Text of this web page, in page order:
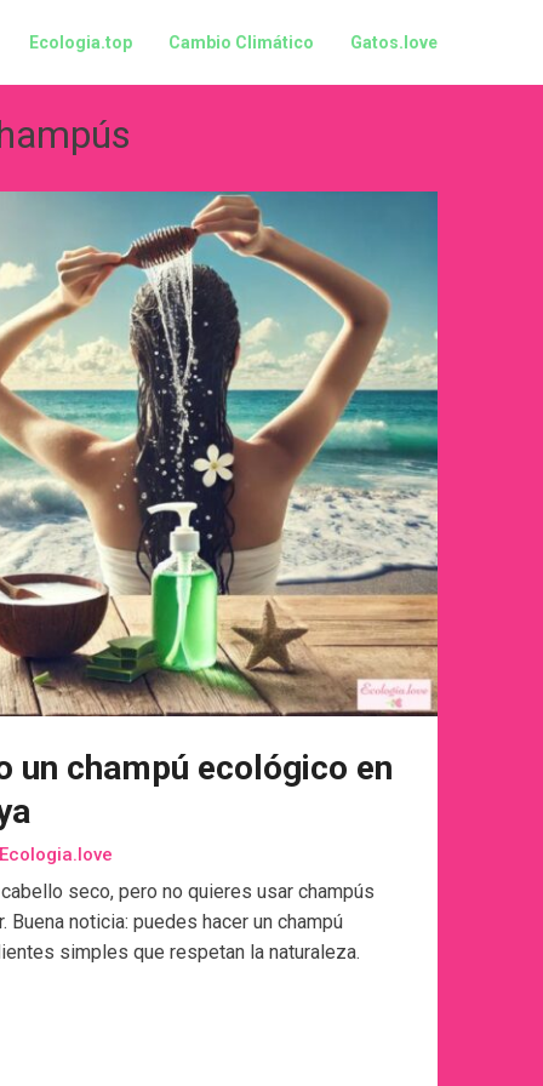
Ecologia.top Cambio Climático Gatos.love
un champú ecológico en
seco, pero no quieres usar champús
noticia: puedes hacer un champú
simples que respetan la naturaleza.